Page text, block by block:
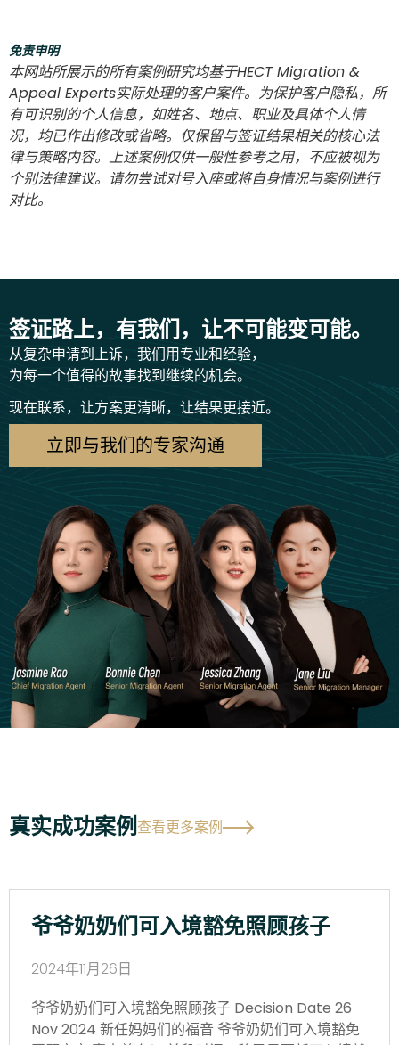
免责申明
本网站所展示的所有案例研究均基于HECT Migration &
Appeal Experts实际处理的客户案件。为保护客户隐私，所
有可识别的个人信息，如姓名、地点、职业及具体个人情
况，均已作出修改或省略。仅保留与签证结果相关的核心法
律与策略内容。上述案例仅供一般性参考之用，不应被视为
个别法律建议。请勿尝试对号入座或将自身情况与案例进行
对比。
签证路上，有我们，让不可能变可能。
从复杂申请到上诉，我们用专业和经验，
为每一个值得的故事找到继续的机会。
现在联系，让方案更清晰，让结果更接近。
立即与我们的专家沟通
真实成功案例查看更多案例
爷爷奶奶们可入境豁免照顾孩子
2024年11月26日
爷爷奶奶们可入境豁免照顾孩子 Decision Date 26
Nov 2024 新任妈妈们的福音 爷爷奶奶们可入境豁免